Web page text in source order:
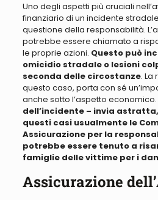
Uno degli aspetti più cruciali
finanziario di un incidente
questione della responsabilità.
potrebbe essere chiamato a
le proprie azioni. Questo può
omicidio stradale o lesioni
seconda delle circostanze. La
questo caso, porta con sé
anche sotto l’aspetto economico.
dell’incidente – invia
questi casi usualmente le
Assicurazione per la
potrebbe essere tenuto a
famiglie delle vittime per i
Assicurazione